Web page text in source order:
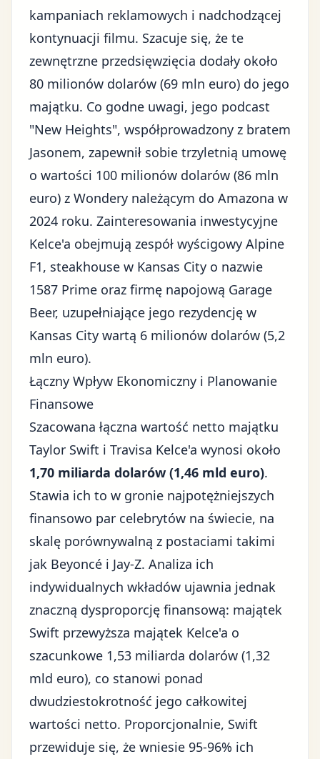
kampaniach reklamowych i nadchodzącej
kontynuacji filmu. Szacuje się, że te
zewnętrzne przedsięwzięcia dodały około
80 milionów dolarów (69 mln euro) do jego
majątku. Co godne uwagi, jego podcast
"New Heights", współprowadzony z bratem
Jasonem, zapewnił sobie trzyletnią umowę
o wartości 100 milionów dolarów (86 mln
euro) z Wondery należącym do Amazona w
2024 roku. Zainteresowania inwestycyjne
Kelce'a obejmują zespół wyścigowy Alpine
F1, steakhouse w Kansas City o nazwie
1587 Prime oraz firmę napojową Garage
Beer, uzupełniające jego rezydencję w
Kansas City wartą 6 milionów dolarów (5,2
mln euro).
Łączny Wpływ Ekonomiczny i Planowanie
Finansowe
Szacowana łączna wartość netto majątku
Taylor Swift i Travisa Kelce'a wynosi około
1,70 miliarda dolarów (1,46 mld euro).
Stawia ich to w gronie najpotężniejszych
finansowo par celebrytów na świecie, na
skalę porównywalną z postaciami takimi
jak Beyoncé i Jay-Z. Analiza ich
indywidualnych wkładów ujawnia jednak
znaczną dysproporcję finansową: majątek
Swift przewyższa majątek Kelce'a o
szacunkowe 1,53 miliarda dolarów (1,32
mld euro), co stanowi ponad
dwudziestokrotność jego całkowitej
wartości netto. Proporcjonalnie, Swift
przewiduje się, że wniesie 95-96% ich